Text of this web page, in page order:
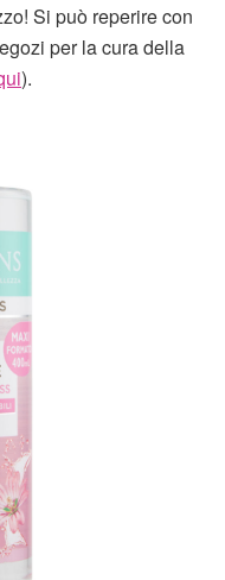
Si può reperire con
per la cura della
).